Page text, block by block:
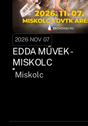
2026 NOV 07
EDDA MŰVEK -
MISKOLC
Miskolc